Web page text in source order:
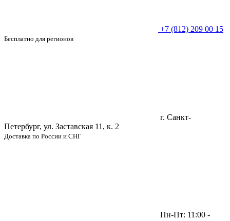
+7 (812) 209 00 15
Бесплатно для регионов
г. Санкт-
Петербург, ул. Заставская 11, к. 2
Доставка по России и СНГ
Пн-Пт: 11:00 -